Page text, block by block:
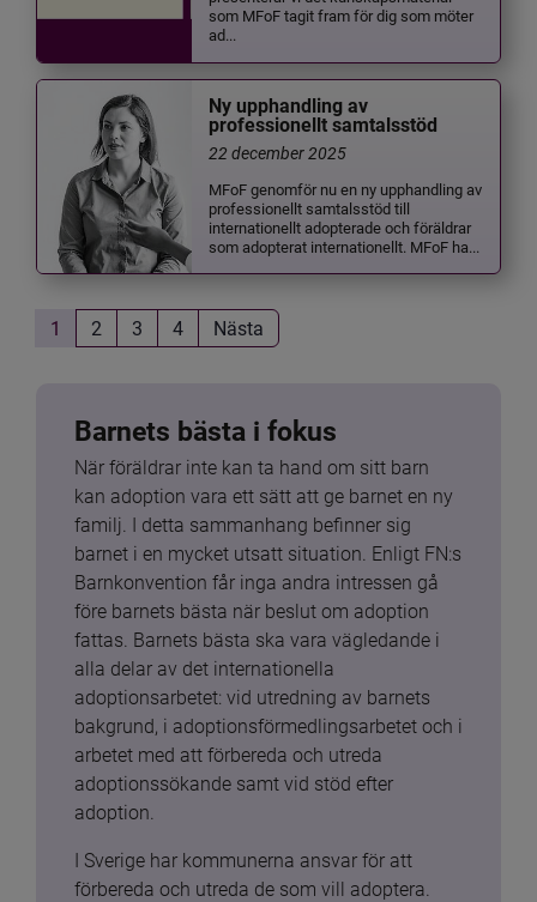
som MFoF tagit fram för dig som möter
ad...
Ny upphandling av
professionellt samtalsstöd
22 december 2025
MFoF genomför nu en ny upphandling av
professionellt samtalsstöd till
internationellt adopterade och föräldrar
som adopterat internationellt. MFoF ha...
1 2 3 4 Nästa
Barnets bästa i fokus
När föräldrar inte kan ta hand om sitt barn
kan adoption vara ett sätt att ge barnet en ny
familj. I detta sammanhang befinner sig
barnet i en mycket utsatt situation. Enligt FN:s
Barnkonvention får inga andra intressen gå
före barnets bästa när beslut om adoption
fattas. Barnets bästa ska vara vägledande i
alla delar av det internationella
adoptionsarbetet: vid utredning av barnets
bakgrund, i adoptionsförmedlingsarbetet och i
arbetet med att förbereda och utreda
adoptionssökande samt vid stöd efter
adoption.
I Sverige har kommunerna ansvar för att
förbereda och utreda de som vill adoptera.